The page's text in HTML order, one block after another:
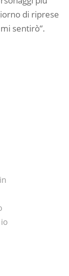
di riprese
sentirò”.